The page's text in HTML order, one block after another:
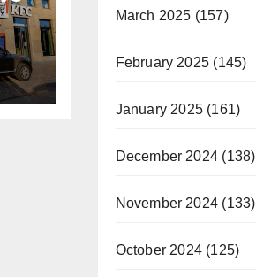
March 2025 (157)
February 2025 (145)
January 2025(161)
December 2024 (138)
November 2024 (133)
October 2024(125)